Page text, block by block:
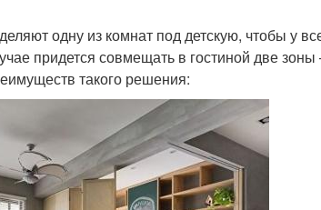
одну из комнат под детскую, чтобы у
придется совмещать в гостиной две
такого решения: